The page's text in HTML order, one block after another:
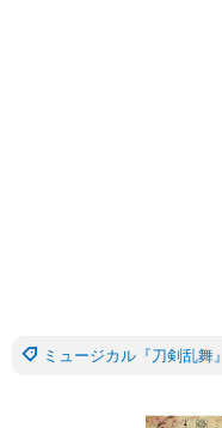
ミュージカル『刀剣乱舞』